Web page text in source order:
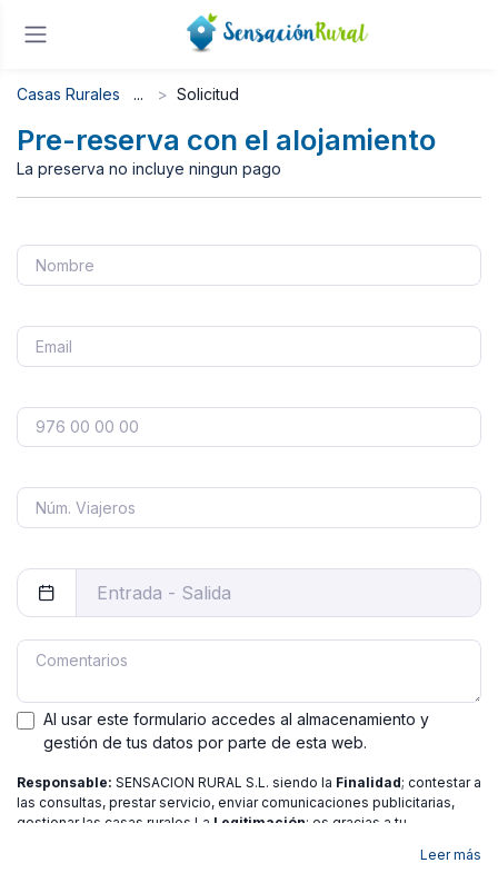
Casas Rurales Solicitud
Pre-reserva con el alojamiento
La preserva no incluye ningun pago
Al usar este formulario accedes al almacenamiento y
gestión de tus datos por parte de esta web.
Responsable: SENSACION RURAL S.L. siendo la Finalidad; contestar a
las consultas, prestar servicio, enviar comunicaciones publicitarias,
gestionar las casas rurales La Legitimación; es gracias a tu
de Acceso,Leer más